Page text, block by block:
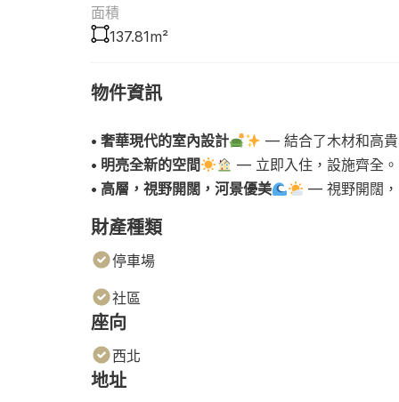
面積
137.81m²
物件資訊
• 奢華現代的室內設計
— 結合了木材和高
• 明亮全新的空間
— 立即入住，設施齊全。
• 高層，視野開闊，河景優美
— 視野開闊，
財產種類
停車場
社區
座向
西北
地址